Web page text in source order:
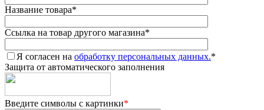
Название товара*
Ссылка на товар другого магазина*
Я согласен на обработку персональных данных.*
Защита от автоматического заполнения
Введите символы с картинки*